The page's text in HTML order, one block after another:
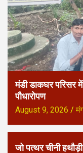
मंडी डाकघर परिसर
पौधारोपण
August 9, 2026
जो पत्थर चीनी